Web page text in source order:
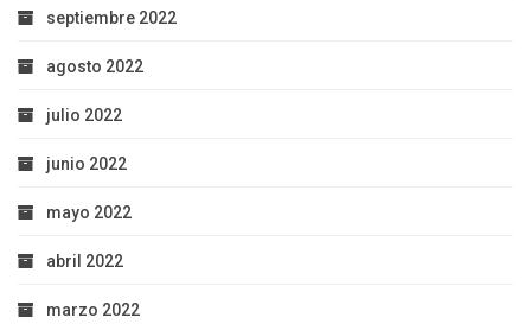
septiembre 2022
agosto 2022
julio 2022
junio 2022
mayo 2022
abril 2022
marzo 2022